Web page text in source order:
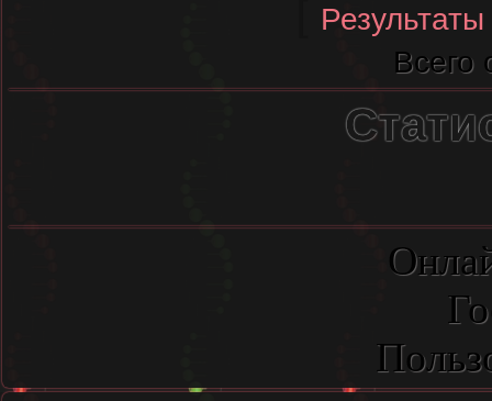
Результаты
Всего